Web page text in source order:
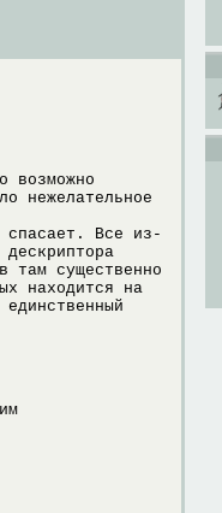
возможно
нежелательноe
спасает. Все из-
там существенно
находится на